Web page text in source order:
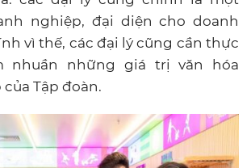
nghiệp, đại diện cho doanh
vì thế, các đại lý cũng cần thực
nhuần những giá trị văn hóa
Tập đoàn.